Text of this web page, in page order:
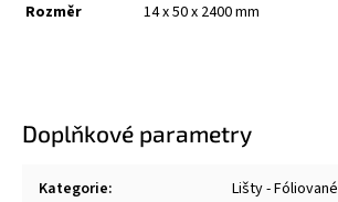
Rozměr 14 x 50 x 2400 mm
Doplňkové parametry
Kategorie: Lišty - Fóliované